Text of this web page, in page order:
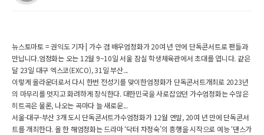
뉴스토마토 = 권익도 기자 | 가수 겸 배우엄정화가 20여 년 만에 단독콘서트로 팬들과
만납니다.엄정화는 오는 12월 9~10일 서울 잠실 학생체육관에서 초대를 엽니다. 같은
달 23일 대구 엑스코(EXCO), 31일 부산...
이렇게 올라운더로서 다시 한번 전성기를 맞이한엄정화가 단독콘서트개최로 2023년
의 마무리를 멋지고 화려하게 장식한다. 대한민국을 사로잡았던 가수엄정화는 수많은
히트곡은 물론, 나오는 곡마다 늘 새로운...
서울-대구-부산 3개 도시 단독콘서트가수엄정화가 12월 연말, 20여 년 만에 단독콘서
트를 개최한다. 올 한 해엄정화는 드라마 ‘닥터 차정숙’의 흥행을 시작으로 예능 ‘댄스가